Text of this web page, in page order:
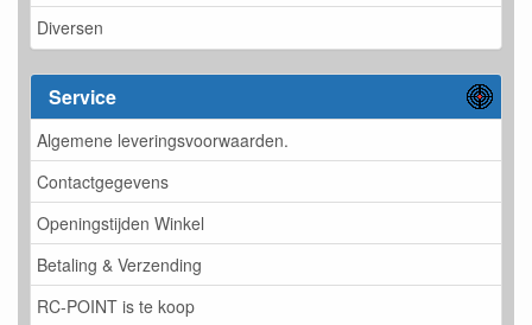
Diversen
Service
Algemene leveringsvoorwaarden.
Contactgegevens
Openingstijden Winkel
Betaling & Verzending
RC-POINT is te koop